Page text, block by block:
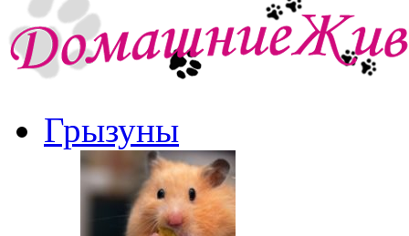
Грызуны